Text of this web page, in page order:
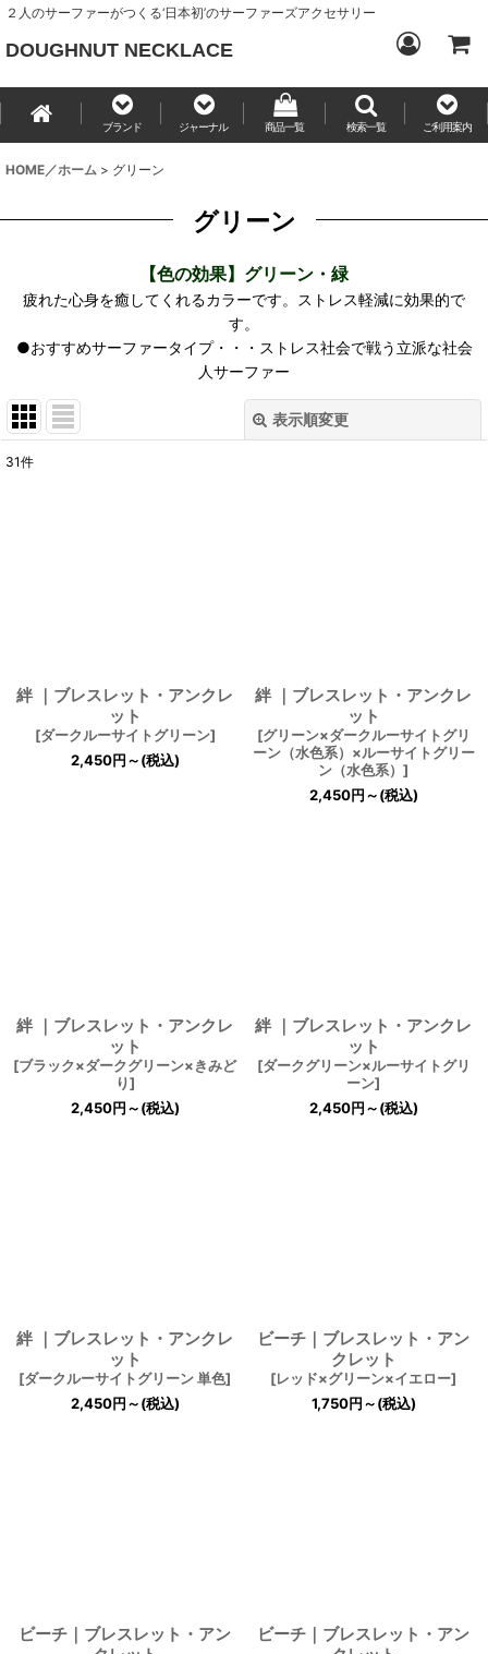
２人のサーファーがつくる‘日本初’のサーファーズアクセサリー
DOUGHNUT NECKLACE
ブランド ジャーナル 商品一覧 検索一覧 ご利用案内
HOME／ホーム > グリーン
グリーン
【色の効果】グリーン・緑
疲れた心身を癒してくれるカラーです。ストレス軽減に効果的で
す。
●おすすめサーファータイプ・・・ストレス社会で戦う立派な社会
人サーファー
表示順変更
31件
絆 ｜ブレスレット・アンクレ
ット
[ダークルーサイトグリーン]
2,450円～(税込)
絆 ｜ブレスレット・アンクレ
ット
[グリーン×ダークルーサイトグリ
ーン（水色系）×ルーサイトグリー
ン（水色系） ]
2,450円～(税込)
絆 ｜ブレスレット・アンクレ
ット
[ブラック×ダークグリーン×きみど
り]
2,450円～(税込)
絆 ｜ブレスレット・アンクレ
ット
[ダークグリーン×ルーサイトグリ
ーン]
2,450円～(税込)
絆 ｜ブレスレット・アンクレ
ット
[ダークルーサイトグリーン 単色]
2,450円～(税込)
ビーチ｜ブレスレット・アン
クレット
[レッド×グリーン×イエロー]
1,750円～(税込)
ビーチ｜ブレスレット・アン
ビーチ｜ブレスレット・アン